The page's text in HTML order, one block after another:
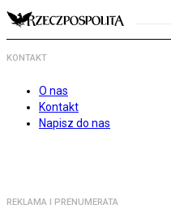
KONTAKT
O nas
Kontakt
Napisz do nas
REKLAMA I PRENUMERATA